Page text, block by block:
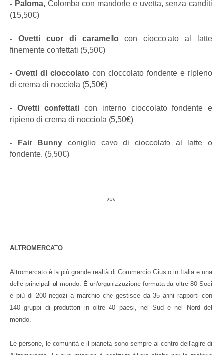
- Paloma,Colomba con mandorle e uvetta, senza canditi
(15,50€)
- Ovetti cuor di caramellocon cioccolato al latte
finemente confettati (5,50€)
- Ovetti di cioccolato con cioccolato fondente e ripieno
di crema di nocciola (5,50€)
- Ovetti confettati con interno cioccolato fondente e
ripieno di crema di nocciola (5,50€)
- Fair Bunny coniglio cavo di cioccolato al latte o
fondente. (5,50€)
***
ALTROMERCATO
Altromercato è la più grande realtà di Commercio Giusto in Italia e una
delle principali al mondo. È un'organizzazione formata da oltre 80 Soci
e più di 200 negozi a marchio che gestisce da 35 anni rapporti con
140 gruppi di produttori in oltre 40 paesi, nel Sud e nel Nord del
mondo.
Le persone, le comunità e il pianeta sono sempre al centro dell'agire di